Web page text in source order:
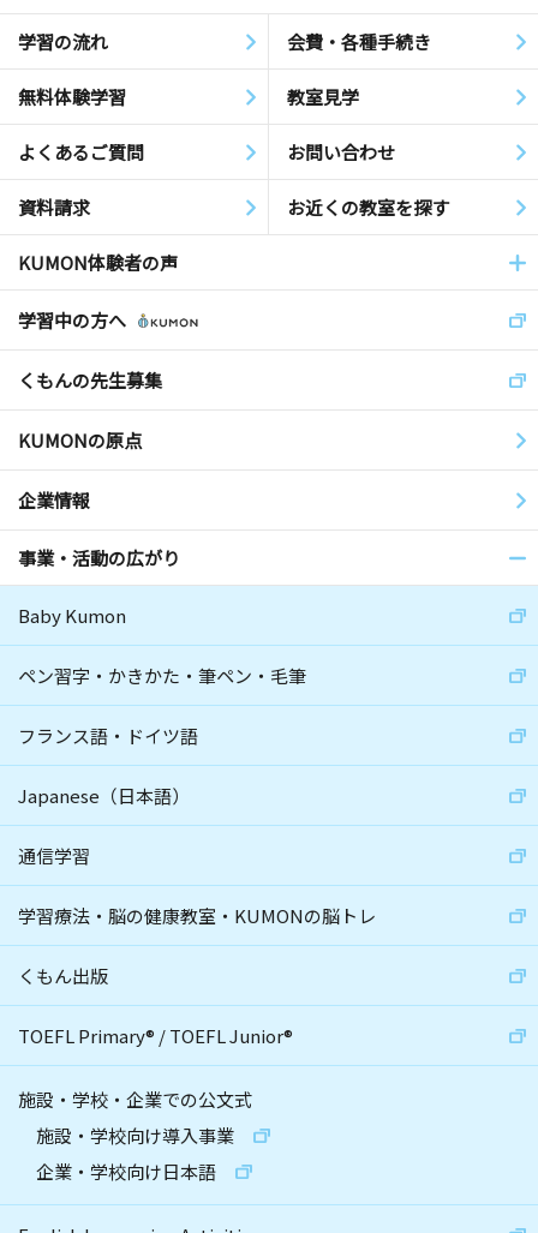
学習の流れ 会費・各種手続き
無料体験学習 教室見学
よくあるご質問 お問い合わせ
資料請求 お近くの教室を探す
KUMON体験者の声
学習中の方へ
くもんの先生募集
KUMONの原点
企業情報
事業・活動の広がり
Baby Kumon
ペン習字・かきかた・筆ペン・毛筆
フランス語・ドイツ語
Japanese（日本語）
通信学習
学習療法・脳の健康教室・KUMONの脳トレ
くもん出版
TOEFL Primary® /TOEFL Junior®
施設・学校・企業での公文式
施設・学校向け導入事業
企業・学校向け日本語